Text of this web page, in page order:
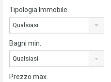
Tipologia Immobile
Qualsiasi
Bagni min.
Qualsiasi
Prezzo max.